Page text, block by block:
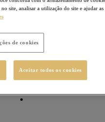
site, analisar a utilização do site e ajudar as
de cookies
Aceitar todos os cookies